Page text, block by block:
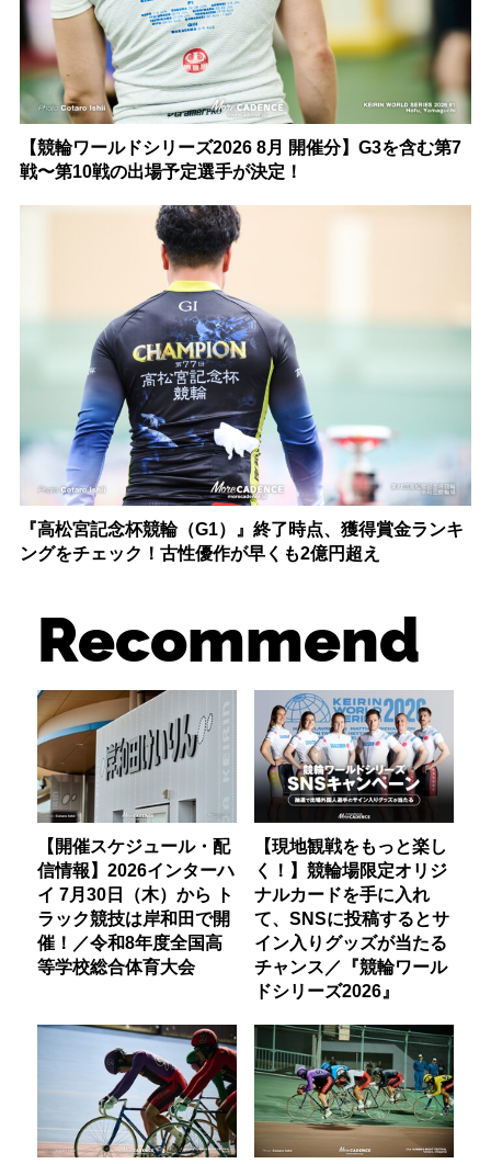
【競輪ワールドシリーズ2026 8月 開催分】G3を含む第7
戦〜第10戦の出場予定選手が決定！
『高松宮記念杯競輪（G1）』終了時点、獲得賞金ランキ
ングをチェック！古性優作が早くも2億円超え
Recommend
【開催スケジュール・配
信情報】2026インターハ
イ 7月30日（木）から ト
ラック競技は岸和田で開
催！／令和8年度全国高
等学校総合体育大会
【現地観戦をもっと楽し
く！】競輪場限定オリジ
ナルカードを手に入れ
て、SNSに投稿するとサ
イン入りグッズが当たる
チャンス／『競輪ワール
ドシリーズ2026』